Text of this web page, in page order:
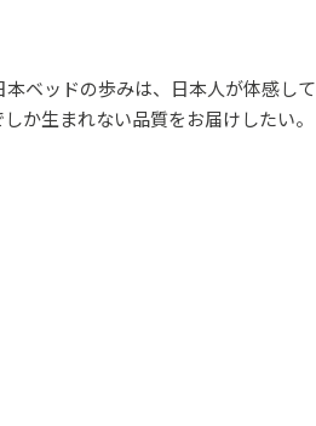
ベッドの歩みは、日本人が体感して
か生まれない品質をお届けしたい。